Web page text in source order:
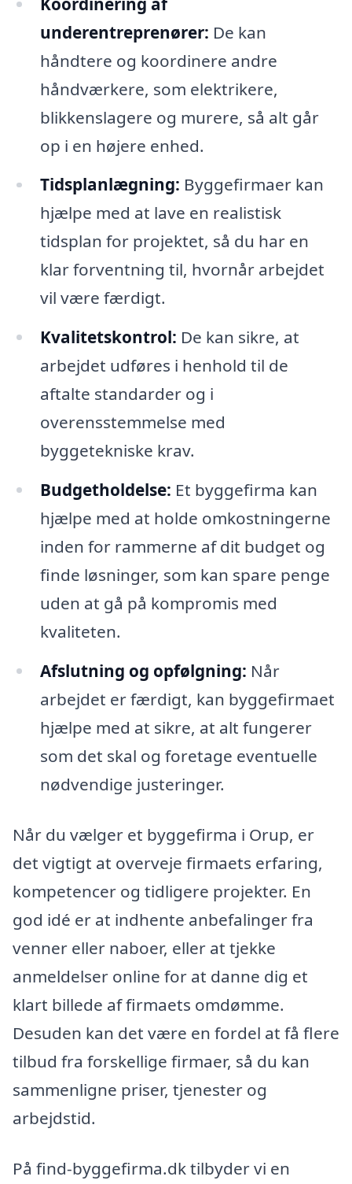
underentreprenører: De kan
håndtere og koordinere andre
håndværkere, som elektrikere,
blikkenslagere og murere, så alt går
op i en højere enhed.
Tidsplanlægning: Byggefirmaer kan
hjælpe med at lave en realistisk
tidsplan for projektet, så du har en
klar forventning til, hvornår arbejdet
vil være færdigt.
Kvalitetskontrol: De kan sikre, at
arbejdet udføres i henhold til de
aftalte standarder og i
overensstemmelse med
byggetekniske krav.
Budgetholdelse: Et byggefirma kan
hjælpe med at holde omkostningerne
inden for rammerne af dit budget og
finde løsninger, som kan spare penge
uden at gå på kompromis med
kvaliteten.
Afslutning og opfølgning: Når
arbejdet er færdigt, kan byggefirmaet
hjælpe med at sikre, at alt fungerer
som det skal og foretage eventuelle
nødvendige justeringer.
Når du vælger et byggefirma i Orup, er
det vigtigt at overveje firmaets erfaring,
kompetencer og tidligere projekter. En
god idé er at indhente anbefalinger fra
venner eller naboer, eller at tjekke
anmeldelser online for at danne dig et
klart billede af firmaets omdømme.
Desuden kan det være en fordel at få flere
tilbud fra forskellige firmaer, så du kan
sammenligne priser, tjenester og
arbejdstid.
På find-byggefirma.dk tilbyder vi en